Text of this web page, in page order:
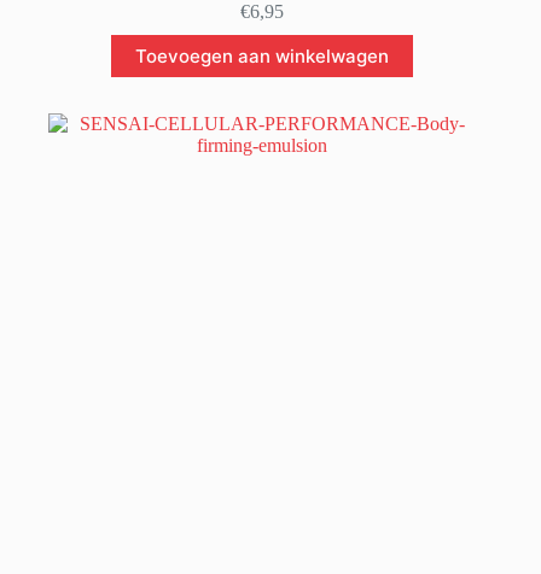
€6,95
Toevoegen aan winkelwagen